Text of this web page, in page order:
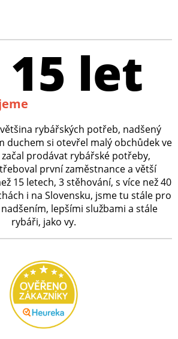
let
rybářských potřeb, nadšený
duchem si otevřel malý obchůdek ve
prodávat rybářské potřeby,
první zaměstnance a větší
15 letech, 3 stěhování, s více než 40
i na Slovensku, jsme tu stále pro
lepšími službami a stále
rybáři, jako vy.